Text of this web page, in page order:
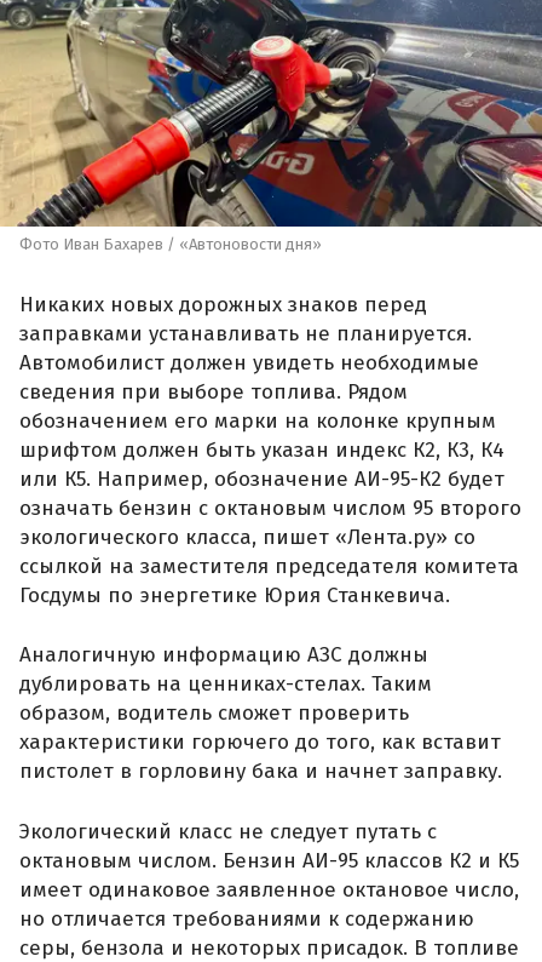
Фото Иван Бахарев / «Автоновости дня»
Никаких новых дорожных знаков перед
заправками устанавливать не планируется.
Автомобилист должен увидеть необходимые
сведения при выборе топлива. Рядом
обозначением его марки на колонке крупным
шрифтом должен быть указан индекс К2, К3, К4
или К5. Например, обозначение АИ-95-К2 будет
означать бензин с октановым числом 95 второго
экологического класса, пишет «Лента.ру» со
ссылкой на заместителя председателя комитета
Госдумы по энергетике Юрия Станкевича.
Аналогичную информацию АЗС должны
дублировать на ценниках-стелах. Таким
образом, водитель сможет проверить
характеристики горючего до того, как вставит
пистолет в горловину бака и начнет заправку.
Экологический класс не следует путать с
октановым числом. Бензин АИ-95 классов К2 и К5
имеет одинаковое заявленное октановое число,
но отличается требованиями к содержанию
серы, бензола и некоторых присадок. В топливе